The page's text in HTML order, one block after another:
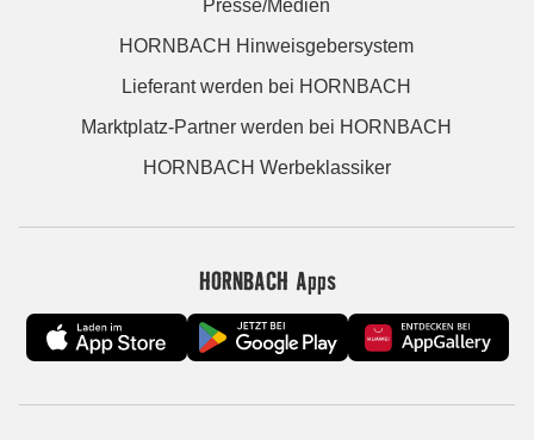
Presse/Medien
HORNBACH Hinweisgebersystem
Lieferant werden bei HORNBACH
Marktplatz-Partner werden bei HORNBACH
HORNBACH Werbeklassiker
HORNBACH Apps